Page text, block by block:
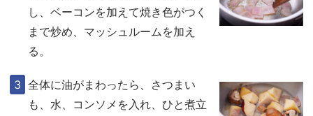
し、ベーコンを加えて焼き色がつく
まで炒め、マッシュルームを加え
る。
全体に油がまわったら、さつまい
も、水、コンソメを入れ、ひと煮立